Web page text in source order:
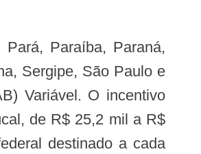
Sergipe, São Paulo e
Variável. O incentivo
de R$ 25,2 mil a R$
destinado a cada